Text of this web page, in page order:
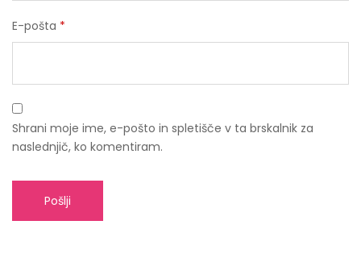
E-pošta *
Shrani moje ime, e-pošto in spletišče v ta brskalnik za
naslednjič, ko komentiram.